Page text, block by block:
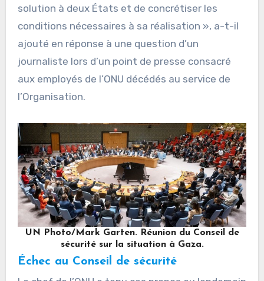
solution à deux États et de concrétiser les
conditions nécessaires à sa réalisation », a-t-il
ajouté en réponse à une question d’un
journaliste lors d’un point de presse consacré
aux employés de l’ONU décédés au service de
l’Organisation.
UN Photo/Mark Garten. Réunion du Conseil de
sécurité sur la situation à Gaza.
Échec au Conseil de sécurité